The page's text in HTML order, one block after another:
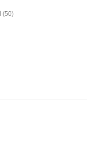
(50)